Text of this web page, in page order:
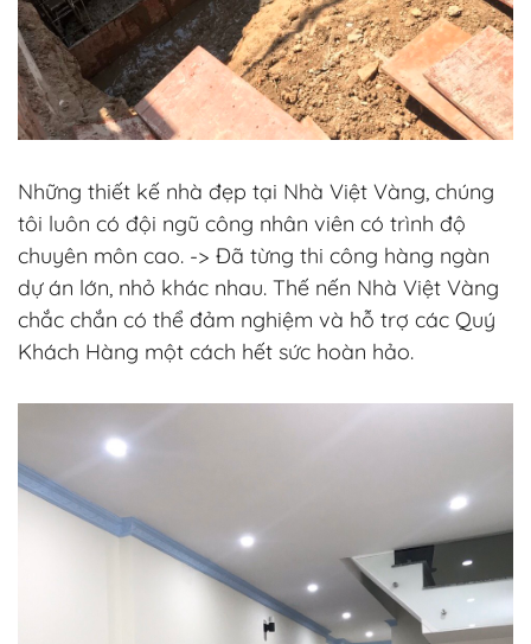
Những thiết kế nhà đẹp tại Nhà Việt Vàng, chúng
tôi luôn có đội ngũ công nhân viên có trình độ
chuyên môn cao. -> Đã từng thi công hàng ngàn
dự án lớn, nhỏ khác nhau. Thế nến Nhà Việt Vàng
chắc chắn có thể đảm nghiệm và hỗ trợ các Quý
Khách Hàng một cách hết sức hoàn hảo.